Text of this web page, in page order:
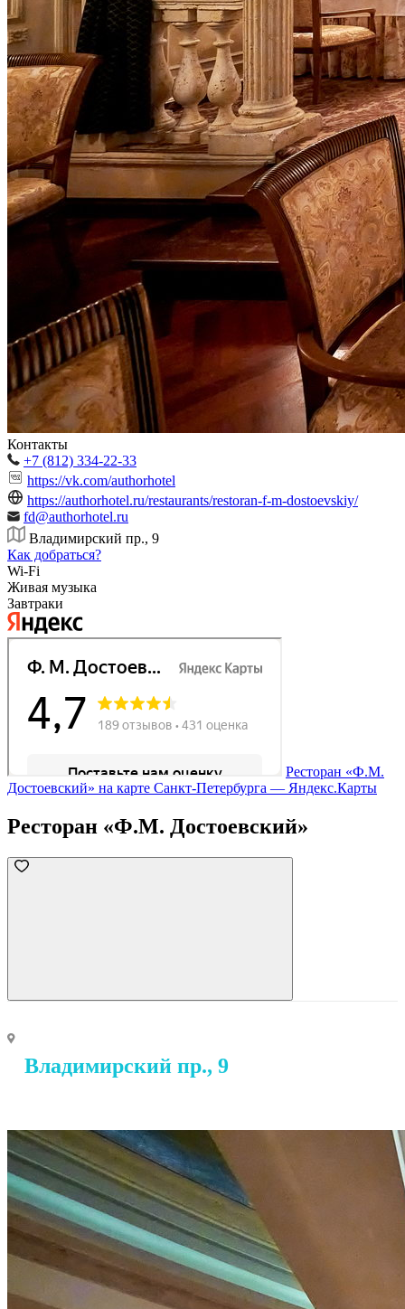
Контакты
+7 (812) 334-22-33
https://vk.com/authorhotel
https://authorhotel.ru/restaurants/restoran-f-m-dostoevskiy/
fd@authorhotel.ru
Владимирский пр., 9
Как добраться?
Wi-Fi
Живая музыка
Завтраки
Ресторан «Ф.М.
Достоевский» на карте Санкт‑Петербурга — Яндекс.Карты
Ресторан «Ф.М. Достоевский»
Владимирский пр., 9